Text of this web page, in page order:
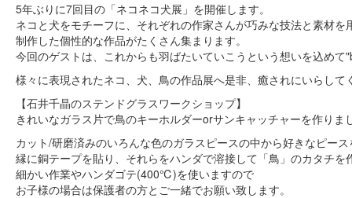
5年ぶりに7回目の「ネコネコ犬展」を開催します。
ネコと犬をモチーフに、それぞれの作家さんが巧みな技法と素材を
制作した個性的な作品がたくさん集まります。
今回のゲストは、これからも羽ばたいていこうという想いを込めて
様々に表現されたネコ、犬、鳥の作品展へ是非、癒されにいらして
【石井千晶のステンドグラスワークショップ】
きれいなガラス片で鳥のキーホルダーorサンキャッチャーを作りま
カット/研磨済みのいろんな色のガラスピースの中から好きなピー
縁に銅テープを貼り、それらをハンダで溶接して「鳥」のカタチを
細かい作業やハンダゴテ(400℃)を使いますので
お子様の場合は保護者の方とご一緒でお願い致します。